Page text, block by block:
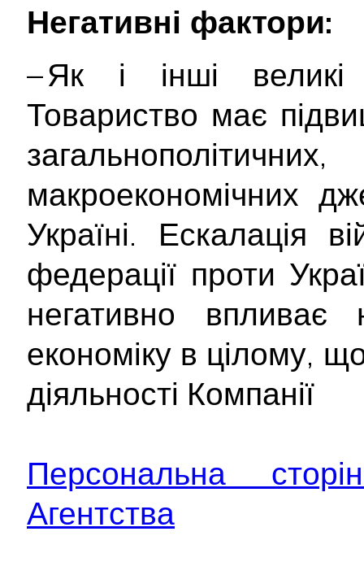
Негативні фактори:
– Як і інші великі
Товариство має
макроекономічних
Україні. Ескалація
федерації проти
негативно
економіку в цілому,
діяльності Компанії
Персональна
Агентства